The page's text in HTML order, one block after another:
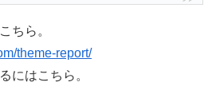
ちら。
theme-report/
にはこちら。